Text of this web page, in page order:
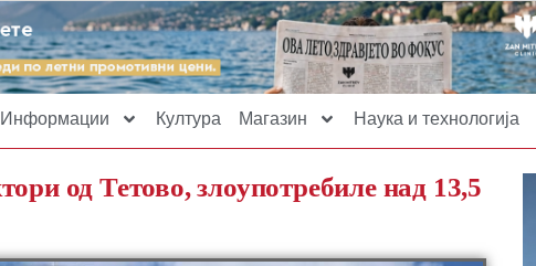
Информации Култура Магазин Наука и технологија
од Тетово, злоупотребиле над 13,5